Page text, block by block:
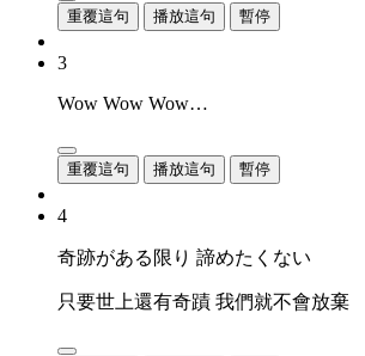
重覆這句 播放這句 暫停
3
Wow Wow Wow…
重覆這句 播放這句 暫停
4
奇跡がある限り 諦めたくない
只要世上還有奇蹟 我們就不會放棄